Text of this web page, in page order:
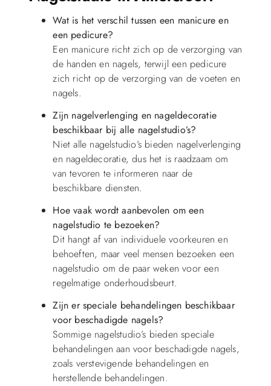
Wat is het verschil tussen een manicure en
een pedicure?
Een manicure richt zich op de verzorging van
de handen en nagels, terwijl een pedicure
zich richt op de verzorging van de voeten en
nagels.
Zijn nagelverlenging en nageldecoratie
beschikbaar bij alle nagelstudio’s?
Niet alle nagelstudio’s bieden nagelverlenging
en nageldecoratie, dus het is raadzaam om
van tevoren te informeren naar de
beschikbare diensten.
Hoe vaak wordt aanbevolen om een
nagelstudio te bezoeken?
Dit hangt af van individuele voorkeuren en
behoeften, maar veel mensen bezoeken een
nagelstudio om de paar weken voor een
regelmatige onderhoudsbeurt.
Zijn er speciale behandelingen beschikbaar
voor beschadigde nagels?
Sommige nagelstudio’s bieden speciale
behandelingen aan voor beschadigde nagels,
zoals verstevigende behandelingen en
herstellende behandelingen.